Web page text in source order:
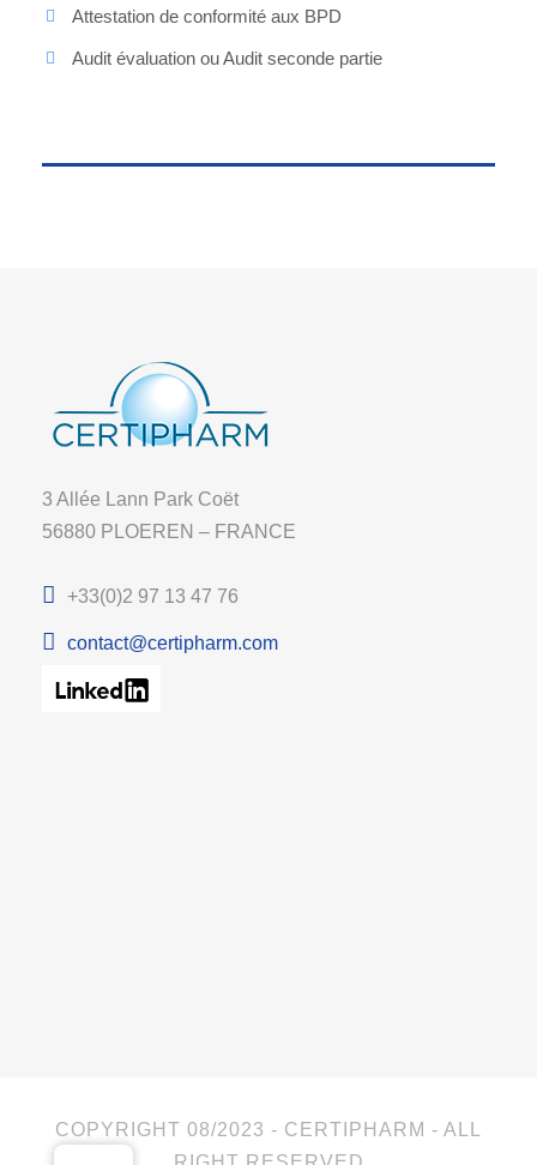
Attestation de conformité aux BPD
Audit évaluation ou Audit seconde partie
3 Allée Lann Park Coët
56880 PLOEREN – FRANCE
+33(0)2 97 13 47 76
contact@certipharm.com
COPYRIGHT 08/2023 - CERTIPHARM - ALL